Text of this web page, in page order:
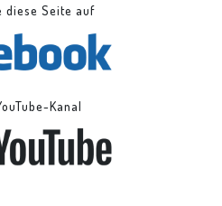
diese Seite auf
Kanal